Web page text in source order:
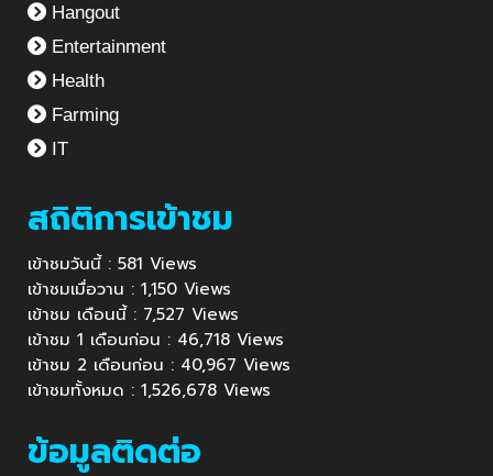
Hangout
Entertainment
Health
Farming
IT
สถิติการเข้าชม
เข้าชมวันนี้ : 581 Views
เข้าชมเมื่อวาน : 1,150 Views
เข้าชม เดือนนี้ : 7,527 Views
เข้าชม 1 เดือนก่อน : 46,718 Views
เข้าชม 2 เดือนก่อน : 40,967 Views
เข้าชมทั้งหมด : 1,526,678 Views
ข้อมูลติดต่อ